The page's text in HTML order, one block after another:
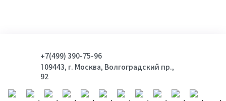
+7(499) 390-75-96
109443, г. Москва, Волгоградский пр.,
92